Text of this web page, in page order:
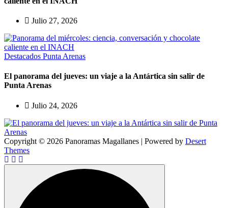
Julio 27, 2026
Destacados Punta Arenas
El panorama del jueves: un viaje a la Antártica sin salir de
Punta Arenas
Julio 24, 2026
Copyright © 2026 Panoramas Magallanes | Powered by Desert
Themes